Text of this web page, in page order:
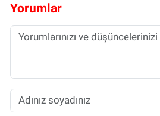
Yorumlar